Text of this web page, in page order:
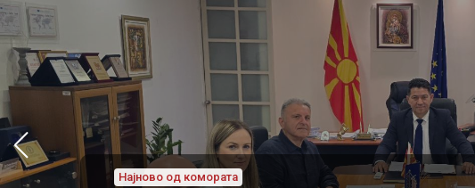
Најново од комората
Најново од комората
„Chamber talks“ – нов проект на